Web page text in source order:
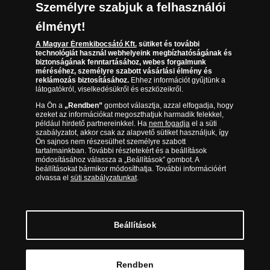
Kosárba tesz
Társaságunkról
Az érmék és érmek ára és értéke
Gyakran ismételt kérdések
Adatkezelés
(díjmentesen hívható hétfőtől csütörtökig 9.00 és 17.00
óra között, péntekenként 9.00 és 15.00 óra között)
Magyar Éremkibocsátó Kft. 1134 Budapest, Váci út 33. Cégjegyzékszám: 01-09-
Bláthy Ottó utca 3-5.) engedélyéhez kötött tevékenységet folytat. Kereskedelmi
© Copyright 2026 - Magyar Éremkibocsátó Kft.
Személyre szabjuk a felhasználói
élményt!
A Magyar Éremkibocsátó Kft.sütiket és további
technológiát használ webhelyeink megbízhatóságának és
biztonságának fenntartásához, webes forgalmunk
méréséhez, személyre szabott vásárlási élmény és
reklámozás biztosításához.Ehhez információt gyűjtünk a
látogatókról, viselkedésükről és eszközeikről.
Ha Ön a „Rendben”gombot választja, azzal elfogadja, hogy
ezeket az információkat megoszthatjuk harmadik felekkel,
például hirdető partnereinkkel. Ha nem fogadjael a süti
szabályzatot, akkor csak az alapvető sütiket használjuk, így
Ön sajnos nem részesülhet személyre szabott
tartalmainkban. További részletekért és a beállítások
módosításához válassza a „Beállítások” gombot. A
beállításokat bármikor módosíthatja. További információért
olvassa el süti szabályzatunkat.
Beállítások
Rendben